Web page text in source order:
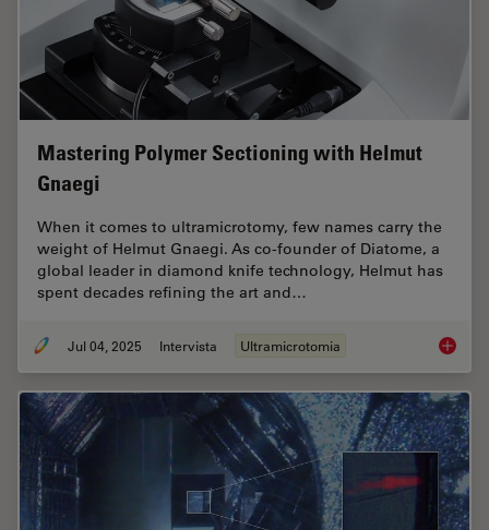
Mastering Polymer Sectioning with Helmut
Gnaegi
When it comes to ultramicrotomy, few names carry the
weight of Helmut Gnaegi. As co-founder of Diatome, a
global leader in diamond knife technology, Helmut has
spent decades refining the art and…
Jul 04, 2025 Intervista Ultramicrotomia